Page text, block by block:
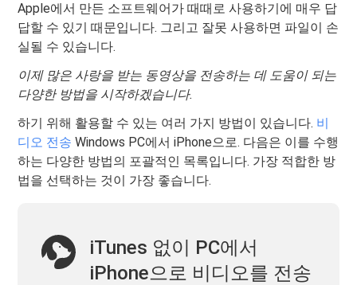
Apple에서 만든 소프트웨어가 때때로 사용하기에 매우 답
답할 수 있기 때문입니다. 그리고 잘못 사용하면 파일이 손
실될 수 있습니다.
이제 많은 사랑을 받는 동영상을 전송하는 데 도움이 되는
다양한 방법을 시작하겠습니다.
하기 위해 활용할 수 있는 여러 가지 방법이 있습니다. 비
디오 전송 Windows PC에서 iPhone으로. 다음은 이를 수행
하는 다양한 방법의 포괄적인 목록입니다. 가장 적합한 방
법을 선택하는 것이 가장 좋습니다.
iTunes 없이 PC에서
iPhone으로 비디오를 전송